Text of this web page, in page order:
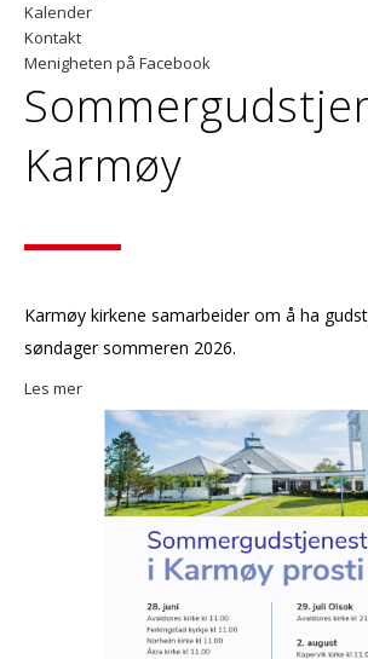
Kalender
Kontakt
Menigheten på Facebook
Karmøy
Karmøy kirkene samarbeider om å ha
søndager sommeren 2026.
Les mer